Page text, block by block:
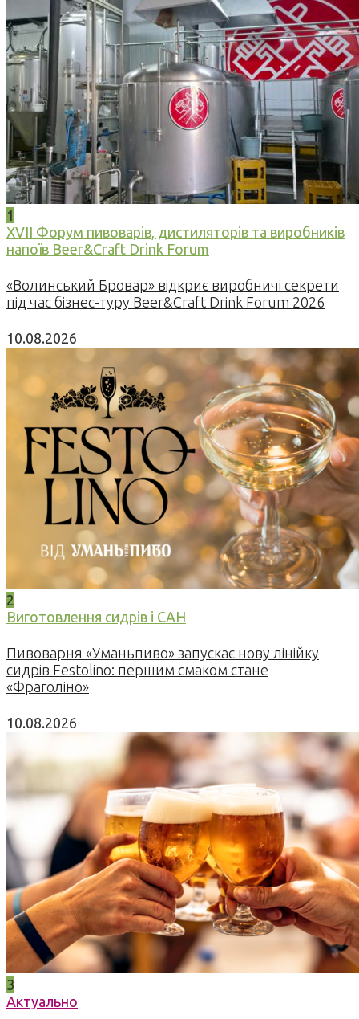
1
XVII Форум пивоварів, дистиляторів та виробників
напоїв Beer&Craft Drink Forum
«Волинський Бровар» відкриє виробничі секрети
під час бізнес-туру Beer&Craft Drink Forum 2026
10.08.2026
2
Виготовлення сидрів і САН
Пивоварня «Уманьпиво» запускає нову лінійку
сидрів Festolino: першим смаком стане
«Фраголіно»
10.08.2026
3
Актуально